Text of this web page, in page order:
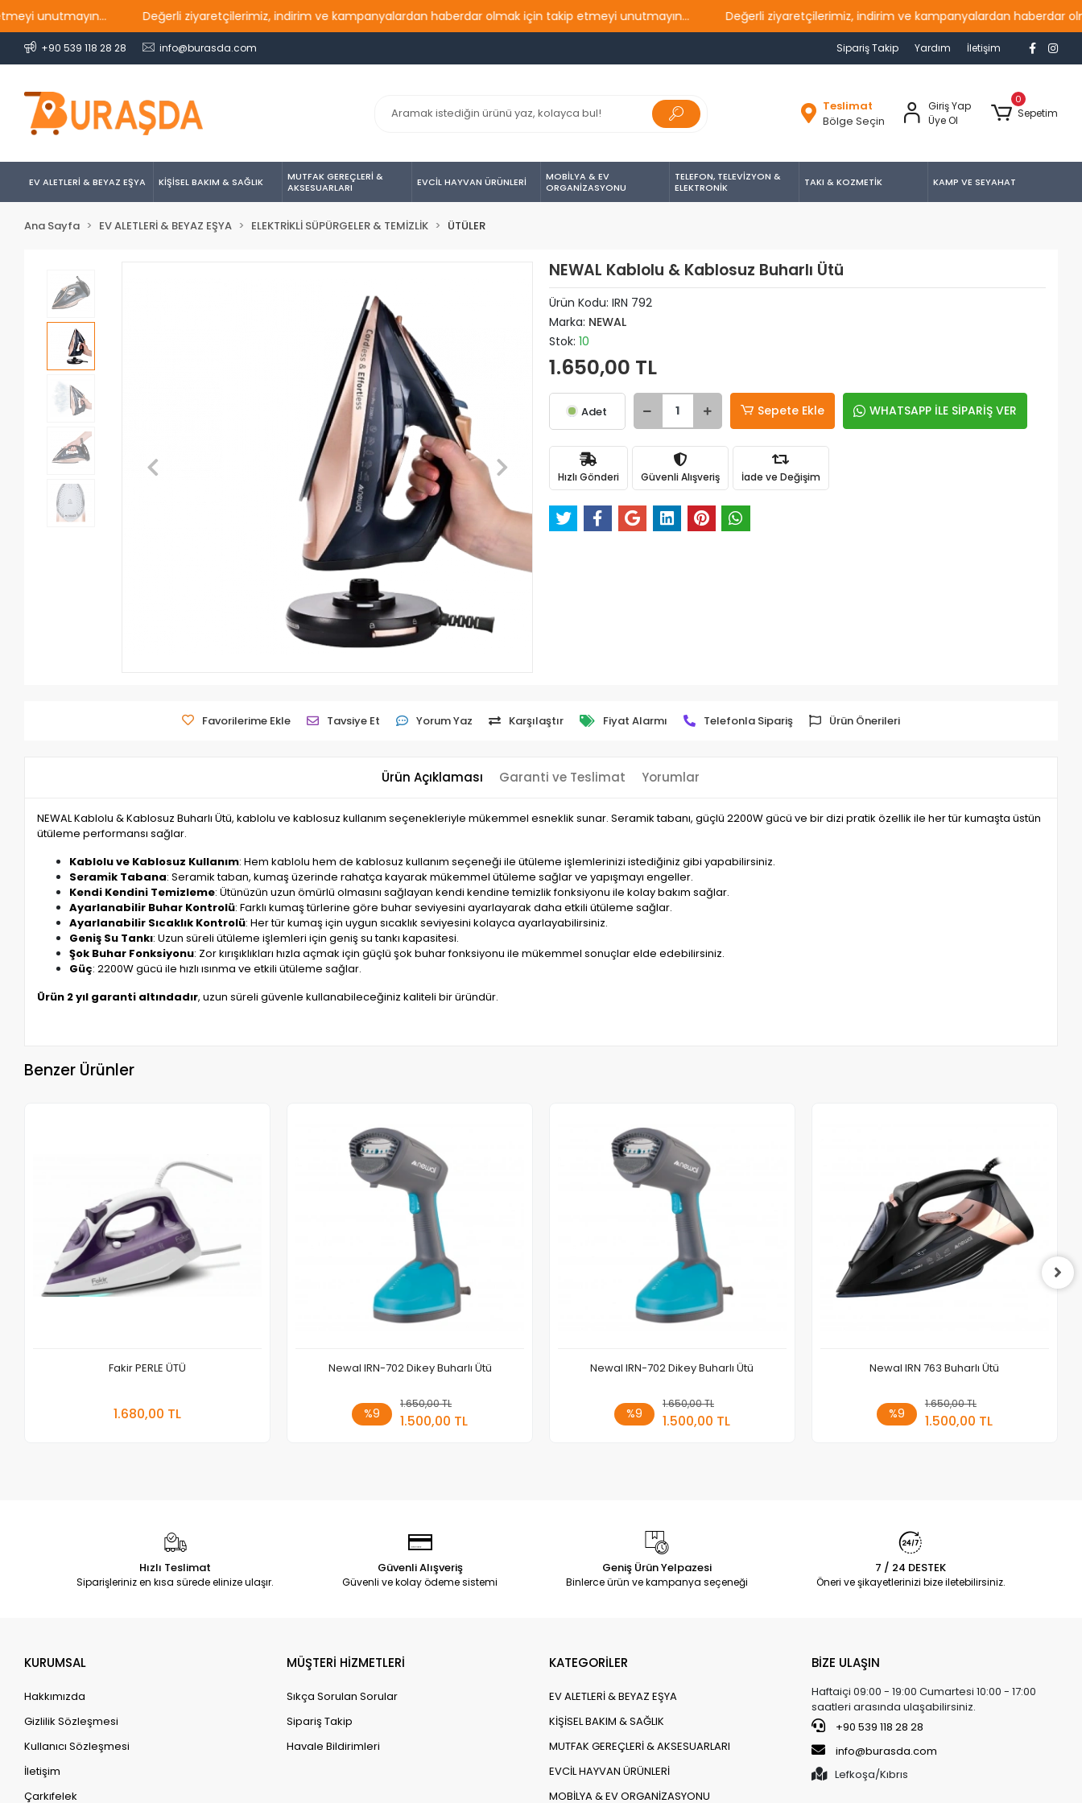
Değerli ziyaretçilerimiz, indirim ve kampanyalardan haberdar olmak için takip etmeyi unutmayın... Değerli ziyaretçilerimiz, indirim ve kampanyalardan haberdar olmak
+90 539 118 28 28 info@burasda.com Sipariş Takip Yardım İletişim
Teslimat
Bölge Seçin
Giriş Yap
Üye Ol
0
Sepetim
EV ALETLERİ & BEYAZ EŞYA KİŞİSEL BAKIM & SAĞLIK
MUTFAK GEREÇLERİ &
AKSESUARLARI
EVCİL HAYVAN ÜRÜNLERİ
MOBİLYA & EV
ORGANİZASYONU
TELEFON, TELEVİZYON &
ELEKTRONİK
TAKI & KOZMETİK KAMP VE SEYAHAT
Ana Sayfa EV ALETLERİ & BEYAZ EŞYA ELEKTRİKLİ SÜPÜRGELER & TEMİZLİK ÜTÜLER
NEWAL Kablolu & Kablosuz Buharlı Ütü
Ürün Kodu: IRN 792
Marka: NEWAL
Stok: 10
1.650,00 TL
Adet Sepete Ekle WHATSAPP İLE SİPARİŞ VER
Hızlı Gönderi Güvenli Alışveriş İade ve Değişim
Favorilerime Ekle Tavsiye Et Yorum Yaz Karşılaştır Fiyat Alarmı Telefonla Sipariş Ürün Önerileri
Ürün Açıklaması Garanti ve Teslimat Yorumlar
NEWAL Kablolu & Kablosuz Buharlı Ütü, kablolu ve kablosuz kullanım seçenekleriyle mükemmel esneklik sunar. Seramik tabanı, güçlü 2200W gücü ve bir dizi pratik özellik ile her tür kumaşta üstün
ütüleme performansı sağlar.
Kablolu ve Kablosuz Kullanım: Hem kablolu hem de kablosuz kullanım seçeneği ile ütüleme işlemlerinizi istediğiniz gibi yapabilirsiniz.
Seramik Tabana: Seramik taban, kumaş üzerinde rahatça kayarak mükemmel ütüleme sağlar ve yapışmayı engeller.
Kendi Kendini Temizleme: Ütünüzün uzun ömürlü olmasını sağlayan kendi kendine temizlik fonksiyonu ile kolay bakım sağlar.
Ayarlanabilir Buhar Kontrolü: Farklı kumaş türlerine göre buhar seviyesini ayarlayarak daha etkili ütüleme sağlar.
Ayarlanabilir Sıcaklık Kontrolü: Her tür kumaş için uygun sıcaklık seviyesini kolayca ayarlayabilirsiniz.
Geniş Su Tankı: Uzun süreli ütüleme işlemleri için geniş su tankı kapasitesi.
Şok Buhar Fonksiyonu: Zor kırışıklıkları hızla açmak için güçlü şok buhar fonksiyonu ile mükemmel sonuçlar elde edebilirsiniz.
Güç: 2200W gücü ile hızlı ısınma ve etkili ütüleme sağlar.
Ürün 2 yıl garanti altındadır, uzun süreli güvenle kullanabileceğiniz kaliteli bir üründür.
Benzer Ürünler
Fakir PERLE ÜTÜ
1.680,00 TL
Newal IRN-702 Dikey Buharlı Ütü
%9
1.650,00 TL
1.500,00 TL
Sepete Ekle
Newal IRN-702 Dikey Buharlı Ütü
%9
1.650,00 TL
1.500,00 TL
Sepete Ekle
Newal IRN 763 Buharlı Ütü
%9
1.650,00 TL
1.500,00 TL
Sepete Ekle
Hızlı Teslimat
Siparişleriniz en kısa sürede elinize ulaşır.
Güvenli Alışveriş
Güvenli ve kolay ödeme sistemi
Geniş Ürün Yelpazesi
Binlerce ürün ve kampanya seçeneği
7 / 24 DESTEK
Öneri ve şikayetlerinizi bize iletebilirsiniz.
KURUMSAL
Hakkımızda
Gizlilik Sözleşmesi
Kullanıcı Sözleşmesi
İletişim
Çarkıfelek
MÜŞTERİ HİZMETLERİ
Sıkça Sorulan Sorular
Sipariş Takip
Havale Bildirimleri
KATEGORİLER
EV ALETLERİ & BEYAZ EŞYA
KİŞİSEL BAKIM & SAĞLIK
MUTFAK GEREÇLERİ & AKSESUARLARI
EVCİL HAYVAN ÜRÜNLERİ
MOBİLYA & EV ORGANİZASYONU
BİZE ULAŞIN
Haftaiçi 09:00 - 19:00 Cumartesi 10:00 - 17:00
saatleri arasında ulaşabilirsiniz.
+90 539 118 28 28
info@burasda.com
Lefkoşa/Kıbrıs